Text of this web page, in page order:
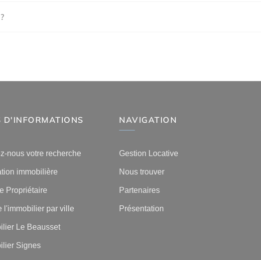
D'INFORMATIONS
nous votre recherche
immobilière
Propriétaire
l'immobilier par ville
Le Beausset
Signes
NAVIGATION
Gestion Locative
Nous trouver
Partenaires
Présentation